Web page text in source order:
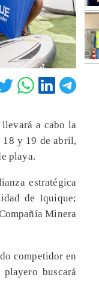
a cabo la
18 y 19 de abril,
playa.
estratégica
de Iquique;
Minera
competidor en
buscará